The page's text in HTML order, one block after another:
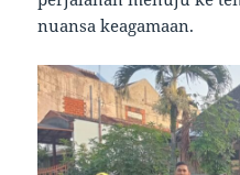
nuansa keagamaan.